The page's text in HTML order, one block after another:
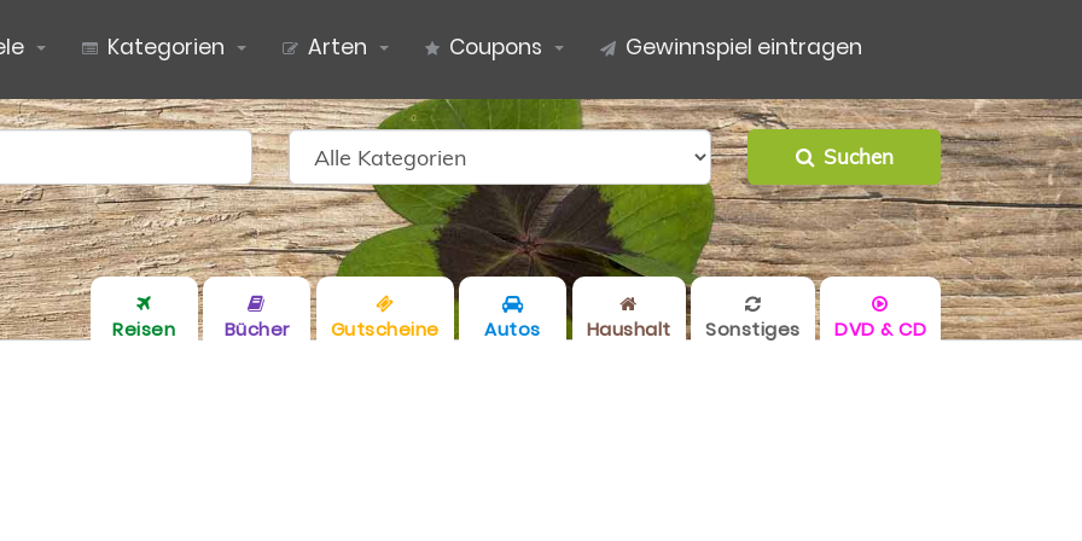
Kategorien Arten Coupons Gewinnspiel eintragen
Suchen
Reisen Bücher Gutscheine Autos Haushalt Sonstiges DVD & CD